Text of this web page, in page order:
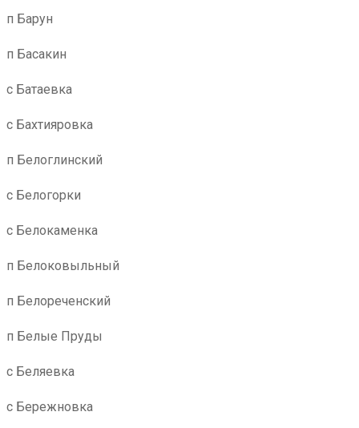
п Барун
п Басакин
с Батаевка
с Бахтияровка
п Белоглинский
с Белогорки
с Белокаменка
п Белоковыльный
п Белореченский
п Белые Пруды
с Беляевка
с Бережновка